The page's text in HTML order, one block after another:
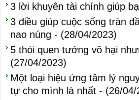
3 lời khuyên tài chính giúp
3 điều giúp cuộc sống tràn
nao núng - (28/04/2023)
5 thói quen tưởng vô hại
(27/04/2023)
Một loại hiệu ứng tâm lý
tự cho mình là nhất - (26/04/